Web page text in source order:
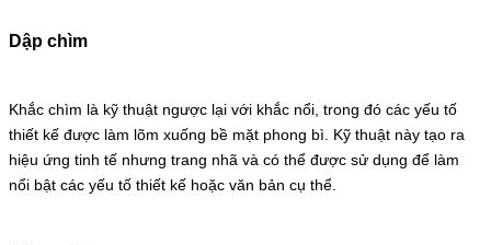
Dập chìm
Khắc chìm là kỹ thuật ngược lại với khắc nổi, trong đó các yếu tố
thiết kế được làm lõm xuống bề mặt phong bì. Kỹ thuật này tạo ra
hiệu ứng tinh tế nhưng trang nhã và có thể được sử dụng để làm
nổi bật các yếu tố thiết kế hoặc văn bản cụ thể.